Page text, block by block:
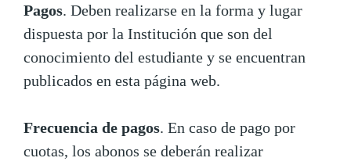
Pagos. Deben realizarse en la forma y lugar
dispuesta por la Institución que son del
conocimiento del estudiante y se encuentran
publicados en esta página web.
Frecuencia de pagos. En caso de pago por
cuotas, los abonos se deberán realizar